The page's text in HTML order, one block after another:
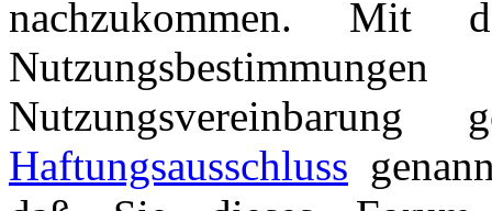
nachzukommen. Mit
Haftungsausschluss